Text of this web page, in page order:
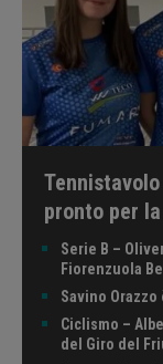
pronto per
Serie B –
Fiorenzuola
Savino
Ciclismo –
del Giro del